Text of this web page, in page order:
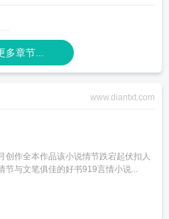
多章节...
www.diantxt.com
创作全本作品该小说情节跌宕起伏扣人
节与文笔俱佳的好书919言情小说...